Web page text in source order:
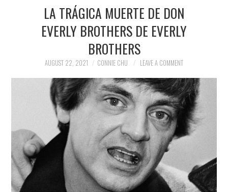
FINANCE
SOCIETY
TECHNOLOGY
LA TRÁGICA MUERTE DE DON
EVERLY BROTHERS DE EVERLY
BROTHERS
AUGUST 22, 2021 CONNIE CHU LEAVE A COMMENT